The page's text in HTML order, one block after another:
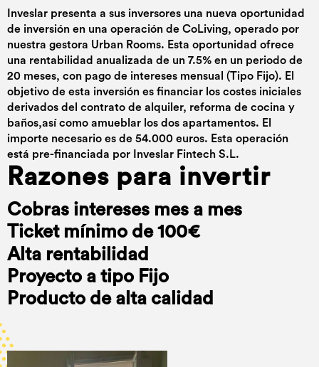
Inveslar presenta a sus inversores una nueva oportunidad
de inversión en una operación de CoLiving, operado por
nuestra gestora Urban Rooms. Esta oportunidad ofrece
una rentabilidad anualizada de un 7.5% en un periodo de
20 meses, con pago de intereses mensual (Tipo Fijo). El
objetivo de esta inversión es financiar los costes iniciales
derivados del contrato de alquiler, reforma de cocina y
baños,así como amueblar los dos apartamentos. El
importe necesario es de 54.000 euros. Esta operación
está pre-financiada por Inveslar Fintech S.L.
Razones para invertir
Cobras intereses mes a mes
Ticket mínimo de 100€
Alta rentabilidad
Proyecto a tipo Fijo
Producto de alta calidad